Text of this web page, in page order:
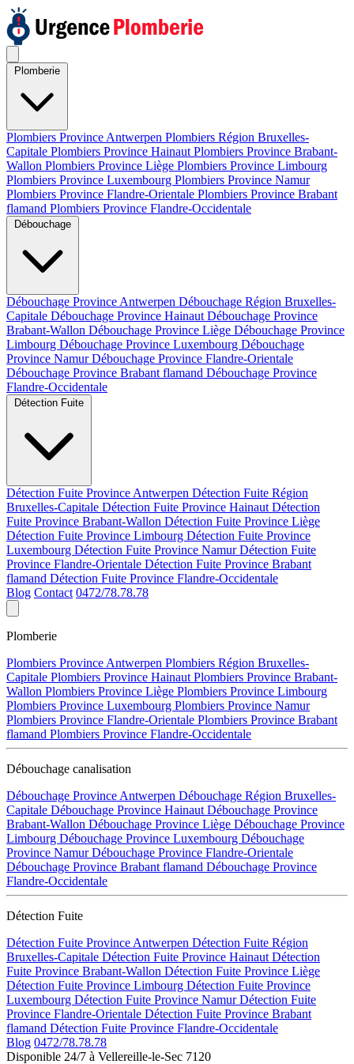
Plombiers Province Antwerpen Plombiers Région Bruxelles-
Capitale Plombiers Province Hainaut Plombiers Province Brabant-
Wallon Plombiers Province Liège Plombiers Province Limbourg
Plombiers Province Luxembourg Plombiers Province Namur
Plombiers Province Flandre-Orientale Plombiers Province Brabant
flamand Plombiers Province Flandre-Occidentale
Débouchage Province Antwerpen Débouchage Région Bruxelles-
Capitale Débouchage Province Hainaut Débouchage Province
Brabant-Wallon Débouchage Province Liège Débouchage Province
Limbourg Débouchage Province Luxembourg Débouchage
Province NamurDébouchage Province Flandre-Orientale
Débouchage Province Brabant flamand Débouchage Province
Flandre-Occidentale
Détection Fuite Province Antwerpen Détection Fuite Région
Bruxelles-Capitale Détection Fuite Province Hainaut Détection
Fuite Province Brabant-Wallon Détection Fuite Province Liège
Détection Fuite Province Limbourg Détection Fuite Province
Luxembourg Détection Fuite Province NamurDétection Fuite
Province Flandre-Orientale Détection Fuite Province Brabant
flamand Détection Fuite Province Flandre-Occidentale
Blog Contact 0472/78.78.78
Plomberie
Plombiers Province Antwerpen Plombiers Région Bruxelles-
Capitale Plombiers Province Hainaut Plombiers Province Brabant-
Wallon Plombiers Province Liège Plombiers Province Limbourg
Plombiers Province Luxembourg Plombiers Province Namur
Plombiers Province Flandre-Orientale Plombiers Province Brabant
flamand Plombiers Province Flandre-Occidentale
Débouchage canalisation
Débouchage Province Antwerpen Débouchage Région Bruxelles-
Capitale Débouchage Province Hainaut Débouchage Province
Brabant-Wallon Débouchage Province Liège Débouchage Province
Limbourg Débouchage Province Luxembourg Débouchage
Province NamurDébouchage Province Flandre-Orientale
Débouchage Province Brabant flamand Débouchage Province
Flandre-Occidentale
Détection Fuite
Détection Fuite Province Antwerpen Détection Fuite Région
Bruxelles-Capitale Détection Fuite Province Hainaut Détection
Fuite Province Brabant-Wallon Détection Fuite Province Liège
Détection Fuite Province Limbourg Détection Fuite Province
Luxembourg Détection Fuite Province NamurDétection Fuite
Province Flandre-Orientale Détection Fuite Province Brabant
flamand Détection Fuite Province Flandre-Occidentale
Blog 0472/78.78.78
Disponible 24/7 à Vellereille-le-Sec 7120